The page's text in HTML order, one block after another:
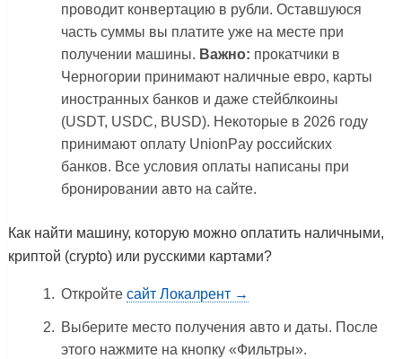
проводит конвертацию в рубли. Оставшуюся
часть суммы вы платите уже на месте при
получении машины. Важно: прокатчики в
Черногории принимают наличные евро, карты
иностранных банков и даже стейблкоины
(USDT, USDC, BUSD). Некоторые в 2026 году
принимают оплату UnionPay российских
банков. Все условия оплаты написаны при
бронировании авто на сайте.
Как найти машину, которую можно оплатить наличными,
криптой (crypto) или русскими картами?
Откройте сайт Локалрент →
Выберите место получения авто и даты. После
этого нажмите на кнопку «Фильтры».